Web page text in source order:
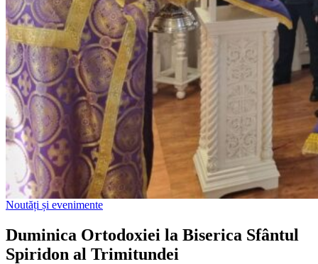
Noutăți și evenimente
Duminica Ortodoxiei la Biserica Sfântul
Spiridon al Trimitundei